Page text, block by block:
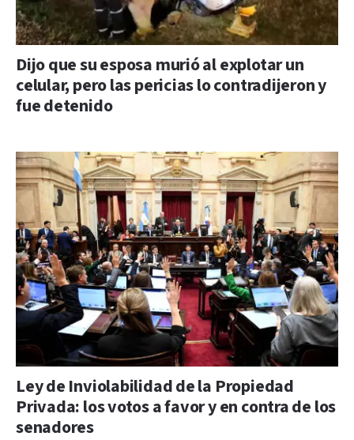
Dijo que su esposa murió al explotar un
celular, pero las pericias lo contradijeron y
fue detenido
Ley de Inviolabilidad de la Propiedad
Privada: los votos a favor y en contra de los
senadores